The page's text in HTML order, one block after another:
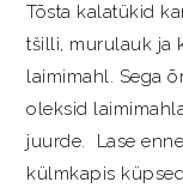
Tõsta kalatükid
tšilli, murulauk ja
laimimahl. Sega
oleksid
juurde. Lase
külmkapis